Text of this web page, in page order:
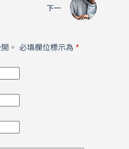
下一
。 必填欄位標示為 *